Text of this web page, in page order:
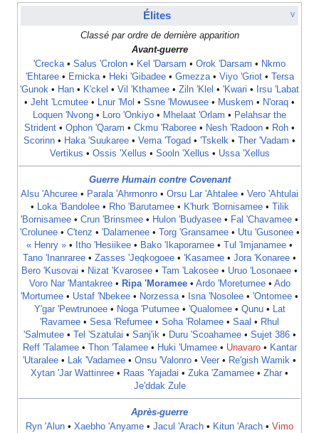
V
Élites
Classé par ordre de dernière apparition
Avant-guerre
'Crecka• Salus 'Crolon • Kel 'Darsam • Orok 'Darsam • Nkmo
'Ehtaree• Ernicka• Heki 'Gibadee• Gmezza• Viyo 'Griot•
Tersa
'Gunok • Han • K'ckel • Vil 'Kthamee • Ziln 'Klel • 'Kwari •
Irsu 'Labat
• Jeht 'Lcmutee • Lnur 'Mol • Ssne 'Mowusee • Muskem • N'oraq •
Loquen 'Nvong • Loro 'Onkiyo • Mhelaat 'Orlam • Pelahsar the
Strident • Ophon 'Qaram • Ckmu 'Raboree • Nesh 'Radoon • Roh •
Scorinn • Haka 'Suukaree • Vema 'Togad • 'Tskelk • Ther 'Vadam •
Vertikus • Ossis 'Xellus • Sooln 'Xellus • Ussa 'Xellus
Guerre Humain contre Covenant
Alsu 'Ahcuree • Parala 'Ahrmonro • Orsu Lar 'Ahtalee • Vero 'Ahtulai
• Loka 'Bandolee• Rho 'Barutamee• K'hurk 'Bornisamee•
Tilik
'Bornisamee • Crun 'Brinsmee • Hulon 'Budyasee • Fal 'Chavamee •
'Crolunee• C'tenz • 'Dalamenee• Torg 'Gransamee• Utu 'Gusonee•
« Henry » • Itho 'Hesiikee • Bako 'Ikaporamee • Tul 'Imjanamee •
Tano 'Inanraree • Zasses 'Jeqkogoee • 'Kasamee • Jora 'Konaree •
Bero 'Kusovai • Nizat 'Kvarosee • Tam 'Lakosee • Uruo 'Losonaee •
Voro Nar 'Mantakree• Ripa 'Moramee• Ardo 'Moretumee• Ado
'Mortumee • Ustaf 'Nbekee • Norzessa• Isna 'Nosolee • 'Ontomee •
Y'gar 'Pewtrunoee• Noga 'Putumee• 'Qualomee• Qunu• Lat
'Ravamee • Sesa 'Refumee • Soha 'Rolamee • Saal • Rhul
'Salmutee• Tel 'Szatulai • Sanj'ik• Duru 'Scoahamee• Sujet 386•
Reff 'Talamee• Thon 'Talamee• Huki 'Umamee• Unavaro• Kantar
'Utaralee • Lak 'Vadamee • Onsu 'Valonro • Veer • Re'gish Wamik •
Xytan 'Jar Wattinree • Raas 'Yajadai • Zuka 'Zamamee • Zhar •
Je'ddak Zule
Après-guerre
Ryn 'Alun • Xaebho 'Anyame • Jacul 'Arach • Kitun 'Arach • Vimo